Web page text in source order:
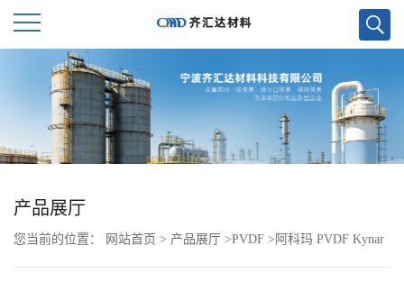
首
页
公
产品展厅
您当前的位置： 网站首页 > 产品展厅 >PVDF > 阿科玛 PVDF Kynar